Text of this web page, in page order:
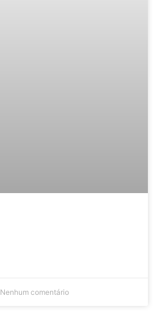
Nenhum comentário